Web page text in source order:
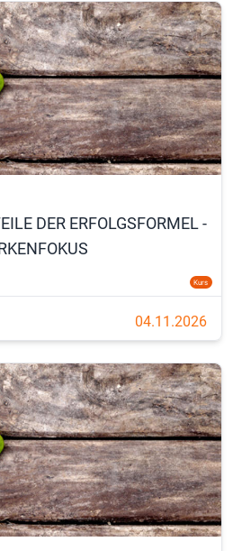
DER ERFOLGSFORMEL -
Kurs
04.11.2026